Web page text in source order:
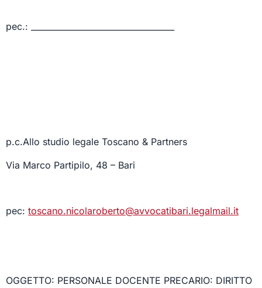
pec.: ___________________________________
p.c.Allo studio legale Toscano & Partners
Via Marco Partipilo, 48 – Bari
pec: toscano.nicolaroberto@avvocatibari.legalmail.it
OGGETTO: PERSONALE DOCENTE PRECARIO: DIRITTO